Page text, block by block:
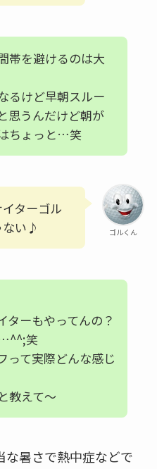
帯を避けるのは大
るけど早朝スルー
思うんだけど朝が
ちょっと…笑
ゴルくん
ターゴル
ない♪
ターもやってんの？
笑
って実際どんな感じ
教えて～
な暑さで熱中症などで